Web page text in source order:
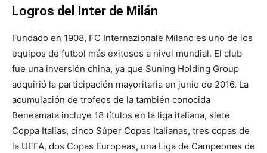
Logros del Inter de Milán
Fundado en 1908, FC Internazionale Milano es uno de los
equipos de futbol más exitosos a nivel mundial. El club
fue una inversión china, ya que Suning Holding Group
adquirió la participación mayoritaria en junio de 2016. La
acumulación de trofeos de la también conocida
Beneamata incluye 18 títulos en la liga italiana, siete
Coppa Italias, cinco Súper Copas Italianas, tres copas de
la UEFA, dos Copas Europeas, una Liga de Campeones de